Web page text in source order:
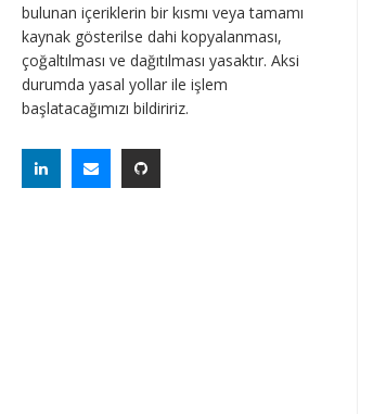
bulunan içeriklerin bir kısmı veya tamamı
kaynak gösterilse dahi kopyalanması,
çoğaltılması ve dağıtılması yasaktır. Aksi
durumda yasal yollar ile işlem
başlatacağımızı bildiririz.